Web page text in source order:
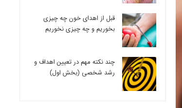
قبل از اهدای خون چه چیزی
بخوریم و چه چیزی نخوریم
چند نکته مهم در تعیین اهداف و
رشد شخصی (بخش اول)